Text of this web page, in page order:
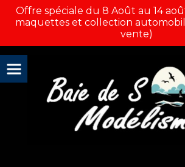
Offre spéciale du 8 Août au 14
maquettes et collection
vente)
Panneau de gestion des cookies